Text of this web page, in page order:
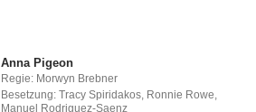
Anna Pigeon
Regie: Morwyn Brebner
Besetzung:Tracy Spiridakos, Ronnie Rowe,
Manuel Rodriguez-Saenz